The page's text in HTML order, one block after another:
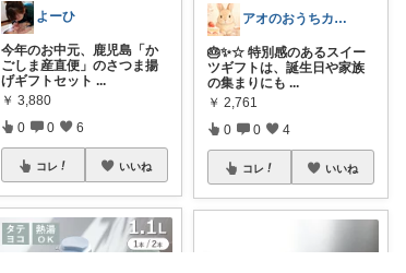
よーひ
今年のお中元、鹿児島「か
ごしま産直便」のさつま揚
げギフトセット ...
￥ 3,880
0 0 6
コレ いいね
アオのおうちカフェ
🎂✨☆ 特別感のあるスイー
ツギフトは、誕生日や家族
の集まりにも ...
￥ 2,761
0 0 4
コレ いいね